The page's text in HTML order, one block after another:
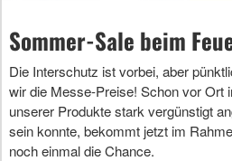
Sommer-Sale beim
Die Interschutz ist vorbei, aber
wir die Messe-Preise! Schon vor Ort
unserer Produkte stark vergünstigt
sein konnte, bekommt jetzt im
noch einmal die Chance.